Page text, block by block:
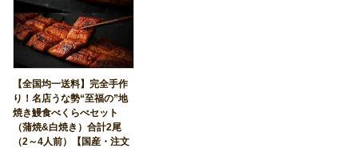
【全国均一送料】完全手作
り！名店うな勢“至福の”地
焼き鰻食べくらべセット
（蒲焼&白焼き）合計2尾
（2～4人前）【国産・注文